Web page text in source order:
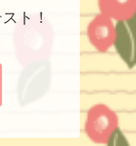
ト！